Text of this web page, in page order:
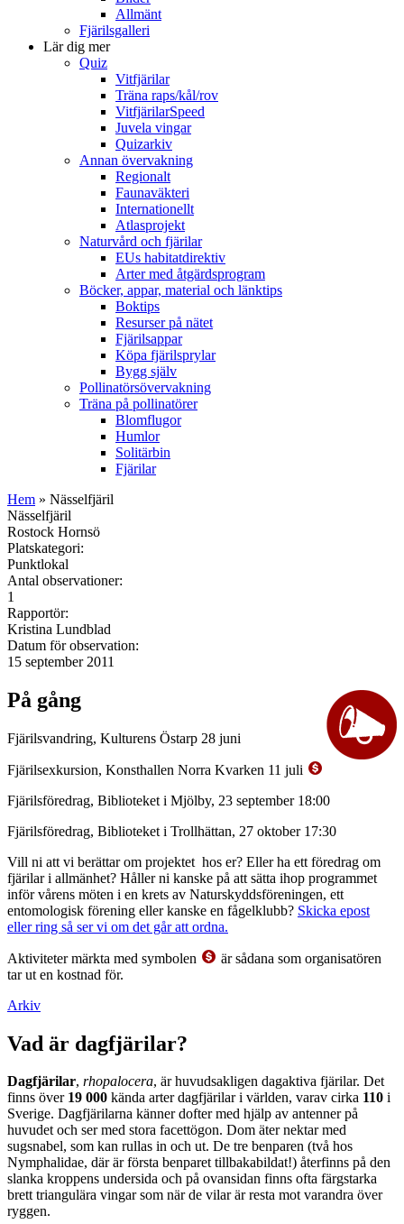
Allmänt
Fjärilsgalleri
Lär dig mer
Quiz
Vitfjärilar
Träna raps/kål/rov
VitfjärilarSpeed
Juvela vingar
Quizarkiv
Annan övervakning
Regionalt
Faunaväkteri
Internationellt
Atlasprojekt
Naturvård och fjärilar
EUs habitatdirektiv
Arter med åtgärdsprogram
Böcker, appar, material och länktips
Boktips
Resurser på nätet
Fjärilsappar
Köpa fjärilsprylar
Bygg själv
Pollinatörsövervakning
Träna på pollinatörer
Blomflugor
Humlor
Solitärbin
Fjärilar
Hem » Nässelfjäril
Nässelfjäril
Rostock Hornsö
Platskategori:
Punktlokal
Antal observationer:
1
Rapportör:
Kristina Lundblad
Datum för observation:
15 september 2011
På gång
Fjärilsvandring, Kulturens Östarp 28 juni
Fjärilsexkursion, Konsthallen Norra Kvarken 11 juli
Fjärilsföredrag, Biblioteket i Mjölby, 23 september 18:00
Fjärilsföredrag, Biblioteket i Trollhättan, 27 oktober 17:30
Vill ni att vi berättar om projektet hos er? Eller ha ett föredrag om
fjärilar i allmänhet? Håller ni kanske på att sätta ihop programmet
inför vårens möten i en krets av Naturskyddsföreningen, ett
entomologisk förening eller kanske en fågelklubb? Skicka epost
eller ring så ser vi om det går att ordna.
Aktiviteter märkta med symbolen
är sådana som organisatören
tar ut en kostnad för.
Arkiv
Vad är dagfjärilar?
Dagfjärilar, rhopalocera, är huvudsakligen dagaktiva fjärilar. Det
finns över 19 000 kända arter dagfjärilar i världen, varav cirka 110 i
Sverige. Dagfjärilarna känner dofter med hjälp av antenner på
huvudet och ser med stora facettögon. Dom äter nektar med
sugsnabel, som kan rullas in och ut. De tre benparen (två hos
Nymphalidae, där är första benparet tillbakabildat!) återfinns på den
slanka kroppens undersida och på ovansidan finns ofta färgstarka
brett triangulära vingar som när de vilar är resta mot varandra över
ryggen.